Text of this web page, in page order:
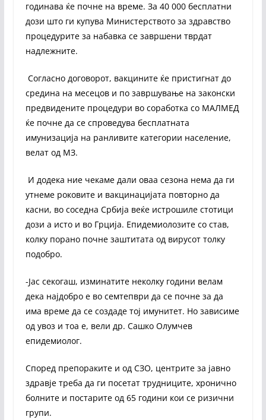
годинава ќе почне на време. За 40 000 бесплатни
дози што ги купува Министерството за здравство
процедурите за набавка се завршени тврдат
надлежните.
Согласно договорот, вакцините ќе пристигнат до
средина на месецов и по завршување на законски
предвидените процедури во соработка со МАЛМЕД
ќе почне да се спроведува бесплатната
имунизација на ранливите категории население,
велат од МЗ.
И додека ние чекаме дали оваа сезона нема да ги
утнеме роковите и вакцинацијата повторно да
касни, во соседна Србија веќе истрошиле стотици
дози а исто и во Грција. Епидемиолозите со став,
колку порано почне заштитата од вирусот толку
подобро.
-Јас секогаш, изминатите неколку години велам
дека најдобро е во семтепври да се почне за да
има време да се создаде тој имунитет. Но зависиме
од увоз и тоа е, вели др. Сашко Олумчев
епидемиолог.
Според препораките и од СЗО, центрите за јавно
здравје треба да ги посетат трудниците, хронично
болните и постарите од 65 години кои се ризични
групи.